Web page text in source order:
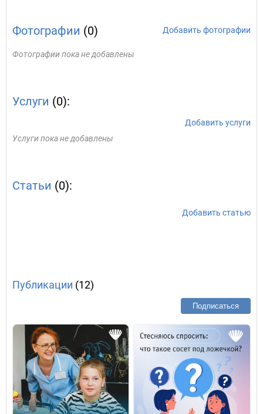
Фотографии (0) Добавить фотографии
Фотографии пока не добавлены
Услуги (0):
Добавить услуги
Услуги пока не добавлены
Статьи (0):
Добавить статью
Публикации (12)
Подписаться